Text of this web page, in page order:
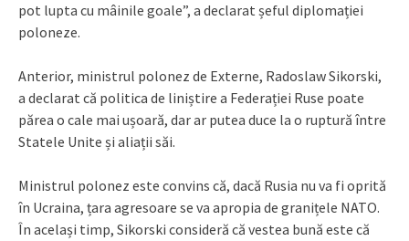
pot lupta cu mâinile goale”, a declarat șeful diplomației
poloneze.
Anterior, ministrul polonez de Externe, Radoslaw Sikorski,
a declarat că politica de liniștire a Federației Ruse poate
părea o cale mai ușoară, dar ar putea duce la o ruptură între
Statele Unite și aliații săi.
Ministrul polonez este convins că, dacă Rusia nu va fi oprită
în Ucraina, țara agresoare se va apropia de granițele NATO.
În același timp, Sikorski consideră că vestea bună este că